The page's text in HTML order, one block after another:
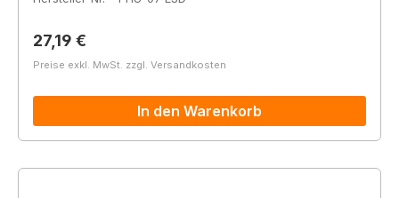
Regulärer Preis:
27,19 €
Preise exkl. MwSt. zzgl. Versandkosten
In den Warenkorb